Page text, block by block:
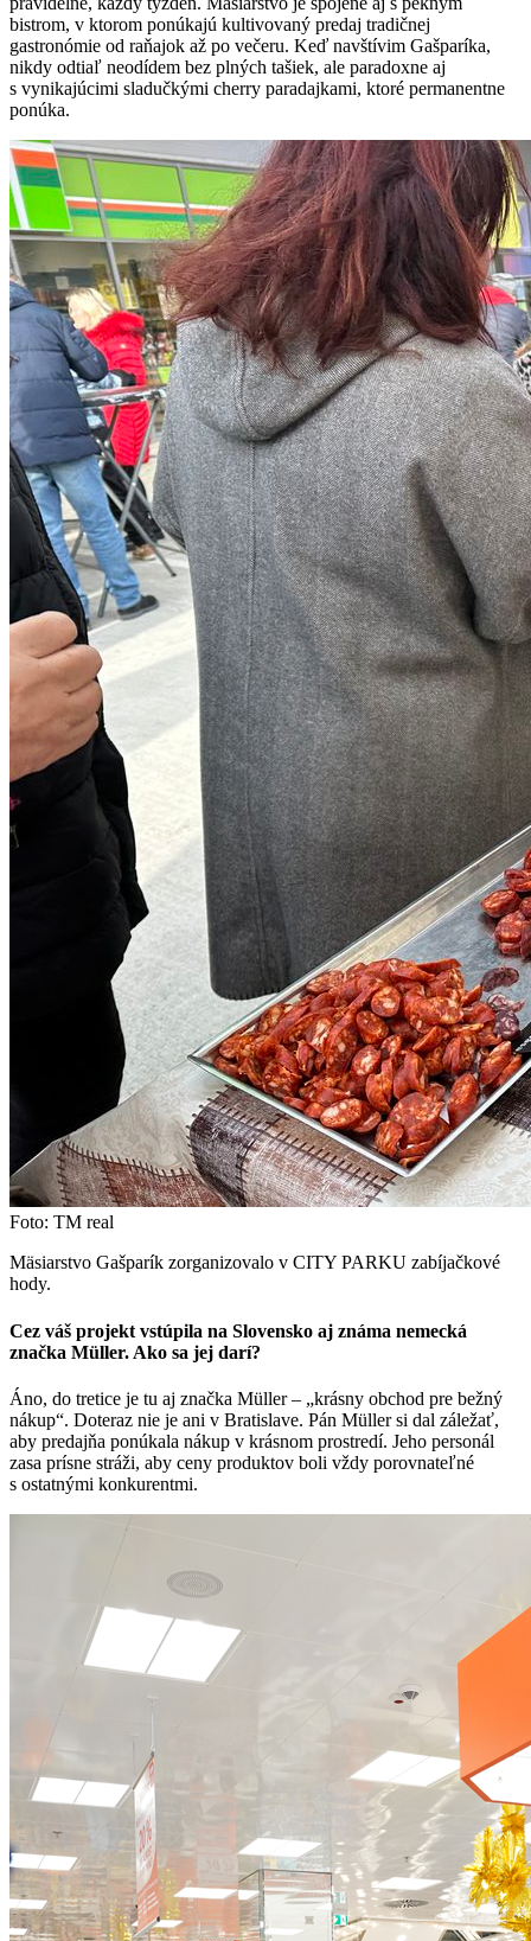
bistrom, v ktorom ponúkajú kultivovaný predaj tradičnej
gastronómie od raňajok až po večeru. Keď navštívim Gašparíka,
nikdy odtiaľ neodídem bez plných tašiek, ale paradoxne aj
s vynikajúcimi sladučkými cherry paradajkami, ktoré permanentne
ponúka.
Foto: TM real
Mäsiarstvo Gašparík zorganizovalo v CITY PARKU zabíjačkové
hody.
Cez váš projekt vstúpila na Slovensko aj známa nemecká
značka Müller. Ako sa jej darí?
Áno, do tretice je tu aj značka Müller – „krásny obchod pre bežný
nákup“. Doteraz nie je ani v Bratislave. Pán Müller si dal záležať,
aby predajňa ponúkala nákup v krásnom prostredí. Jeho personál
zasa prísne stráži, aby ceny produktov boli vždy porovnateľné
s ostatnými konkurentmi.